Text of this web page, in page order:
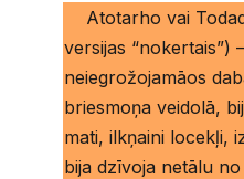
Atotarho vai
versijas “nokertais”)
neiegrožojamāos
briesmoņa veidolā,
mati, ilkņaini locekļi,
bija dzīvoja netālu